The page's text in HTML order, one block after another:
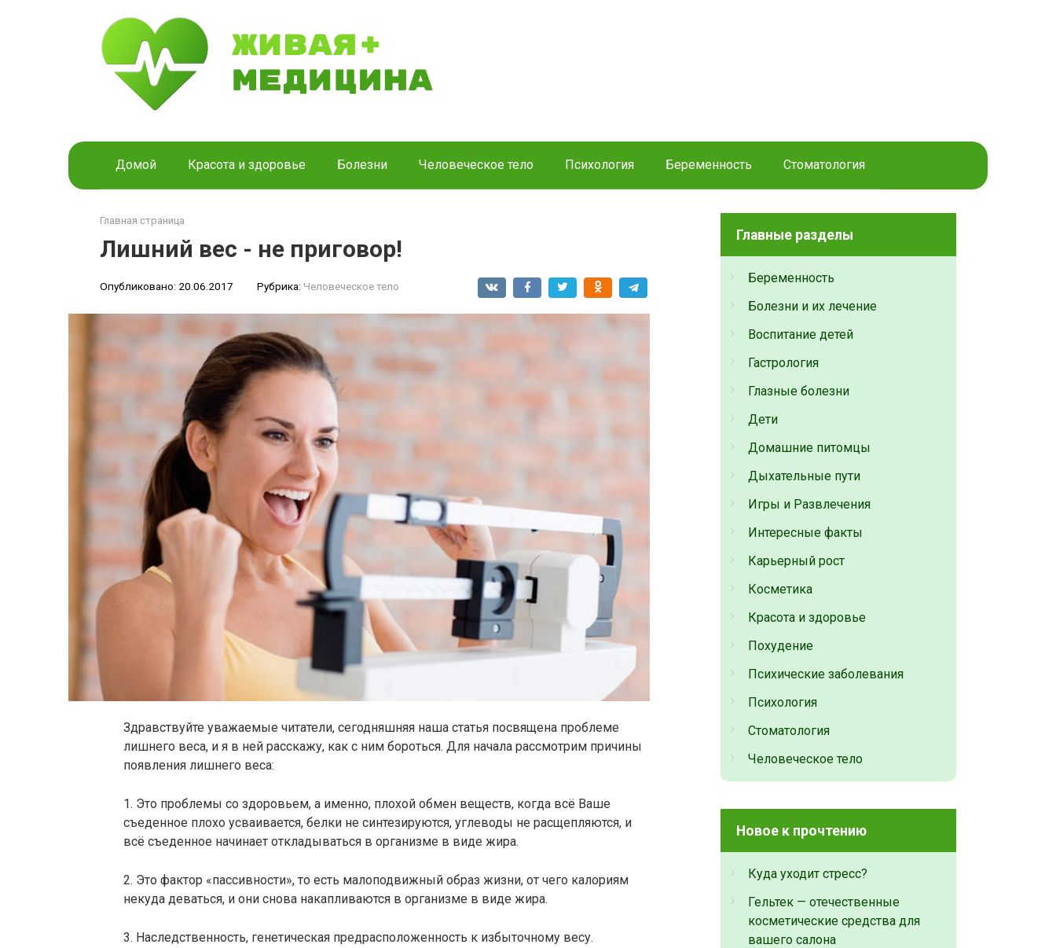
Домой Красота и здоровье Болезни Человеческое тело Психология Беременность Стоматология
Главная страница
Лишний вес - не приговор!
Опубликовано: 20.06.2017 Рубрика: Человеческое тело
Здравствуйте уважаемые читатели, сегодняшняя наша статья посвящена проблеме
лишнего веса, и я в ней расскажу, как с ним бороться. Для начала рассмотрим причины
появления лишнего веса:
1. Это проблемы со здоровьем, а именно, плохой обмен веществ, когда всё Ваше
съеденное плохо усваивается, белки не синтезируются, углеводы не расщепляются, и
всё съеденное начинает откладываться в организме в виде жира.
2. Это фактор «пассивности», то есть малоподвижный образ жизни, от чего калориям
некуда деваться, и они снова накапливаются в организме в виде жира.
3. Наследственность, генетическая предрасположенность к избыточному весу.
Главные разделы
Беременность
Болезни и их лечение
Воспитание детей
Гастрология
Глазные болезни
Дети
Домашние питомцы
Дыхательные пути
Игры и Развлечения
Интересные факты
Карьерный рост
Косметика
Красота и здоровье
Похудение
Психические заболевания
Психология
Стоматология
Человеческое тело
Новое к прочтению
Куда уходит стресс?
Гельтек — отечественные
косметические средства для
вашего салона